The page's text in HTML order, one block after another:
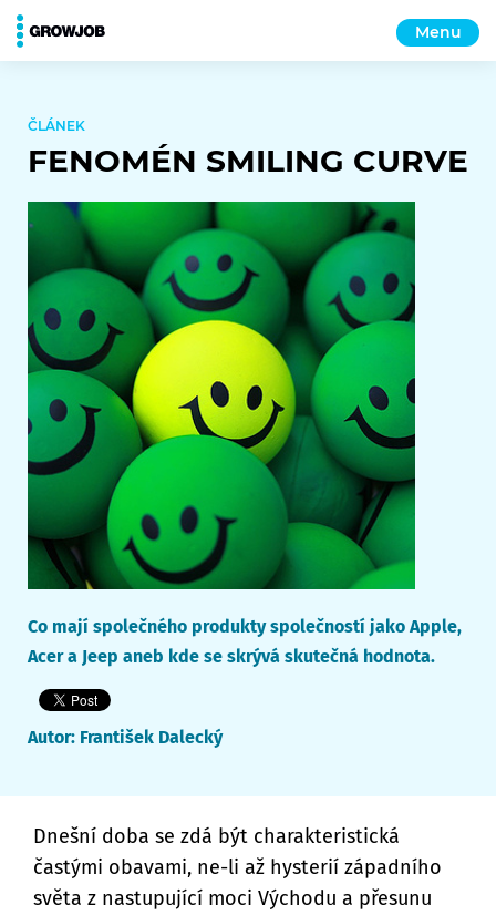
Menu
ČLÁNEK
FENOMÉN SMILING CURVE
Co mají společného produkty společností jako Apple,
Acer a Jeep aneb kde se skrývá skutečná hodnota.
Autor: František Dalecký
Dnešní doba se zdá být charakteristická
častými obavami, ne-li až hysterií západního
světa z nastupující moci Východu a přesunu